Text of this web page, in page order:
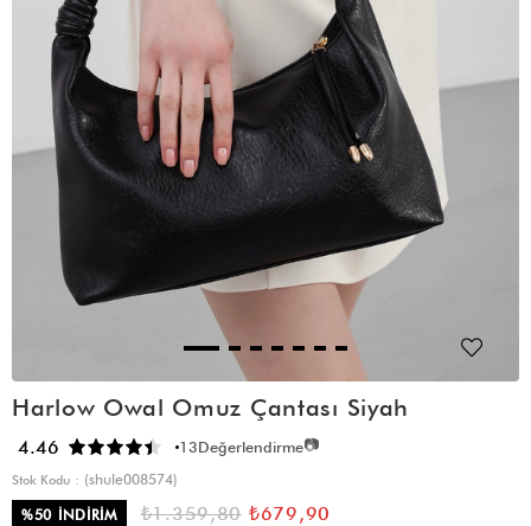
Harlow Owal Omuz Çantası Siyah
4.46 13Değerlendirme📷
Stok Kodu
(shule008574)
%50 İNDIRIM ₺1.359,80 ₺679,90